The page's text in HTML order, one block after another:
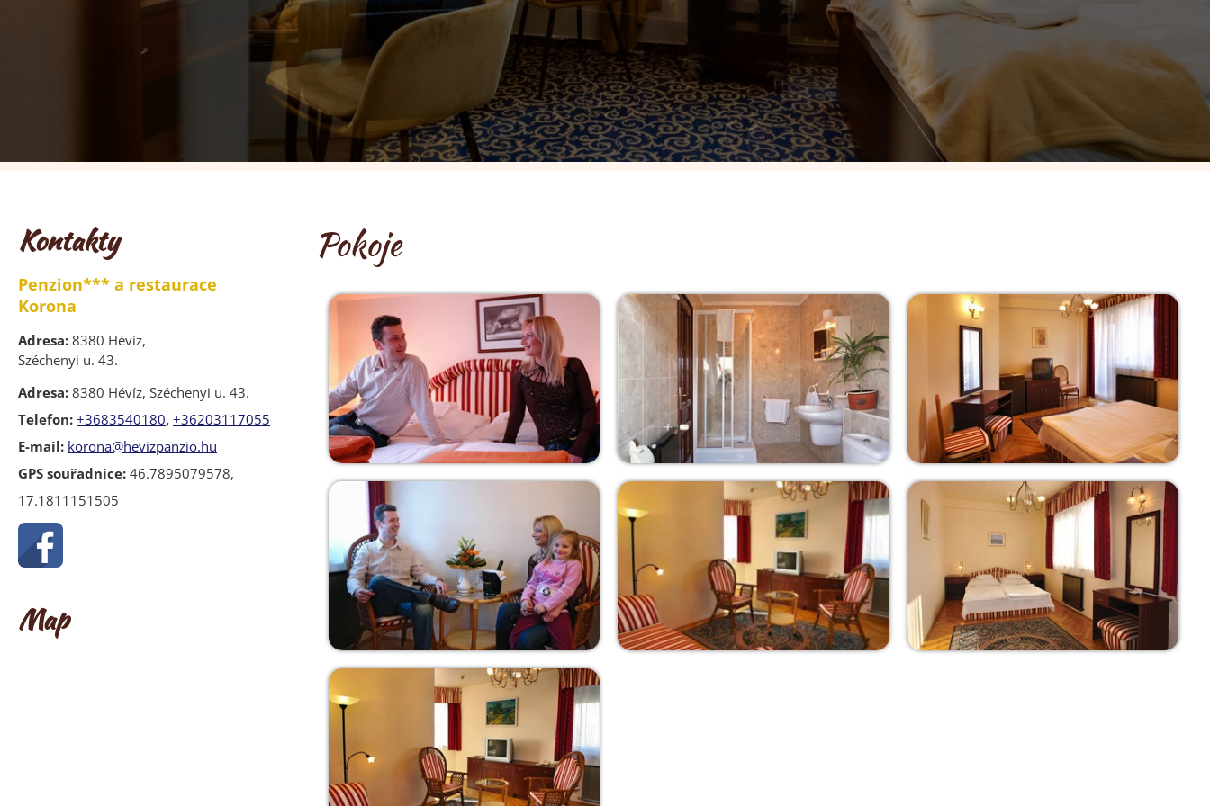
Kontakty
Penzion*** a restaurace
Korona
Adresa: 8380 Hévíz,
Széchenyi u. 43.
Adresa: 8380 Hévíz, Széchenyi u. 43.
Telefon: +3683540180, +36203117055
E-mail: korona@hevizpanzio.hu
GPS souřadnice: 46.7895079578,
17.1811151505
Map
Pokoje